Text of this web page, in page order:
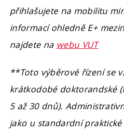
přihlašujete na mobilitu
informací ohledně E+
najdete na webu VUT
**Toto výběrové řízení se
krátkodobé doktorandské
5 až 30 dnů).
jako u standardní praktické